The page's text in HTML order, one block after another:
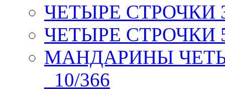
ЧЕТЫРЕ СТРОЧКИ 3
ЧЕТЫРЕ СТРОЧКИ 5
МАНДАРИНЫ
_10/366